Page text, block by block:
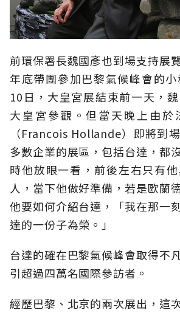
前環保署長魏國彥也到場支持展
年底帶團參加巴黎氣候峰會的
10日，大皇宮展結束前一天，
大皇宮參觀。但當天晚上由於
（Francois Hollande）即將到
多數企業的展區，包括台達，都
時他放眼一看，前後左右只有
人，當下他做好準備，若是歐蘭
他要如何介紹台達，「我在那一
達的一份子為榮。」
台達的確在巴黎氣候峰會取得不
引超過四萬名國際參訪者。
經歷巴黎、北京的兩次展出，這